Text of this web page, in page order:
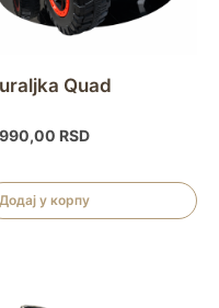
Quad
RSD
Додај у корпу